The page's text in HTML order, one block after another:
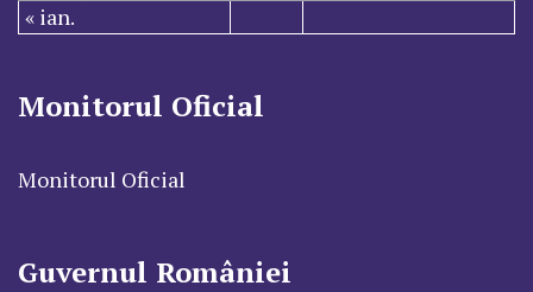
« ian.
Monitorul Oficial
Monitorul Oficial
Guvernul României